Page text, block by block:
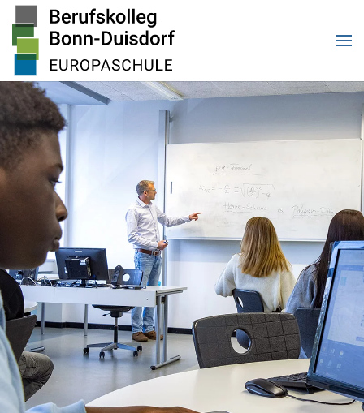
Zum Hauptinhalt springen